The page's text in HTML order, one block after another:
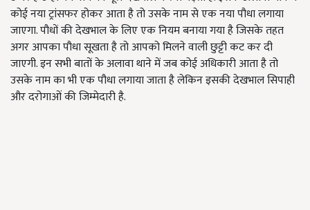
कोई नया ट्रांसफर होकर आता है तो उसके नाम से एक नया पौधा लगाया
जाएगा. पौधों की देखभाल के लिए एक नियम बनाया गया है जिसके तहत
अगर आपका पौधा सूखता है तो आपको मिलने वाली छुट्टी कट कर दी
जाएगी. इन सभी बातों के अलावा थाने में जब कोई अधिकारी आता है तो
उसके नाम का भी एक पौधा लगाया जाता है लेकिन इसकी देखभाल सिपाही
और दरोगाओं की जिम्मेदारी है.